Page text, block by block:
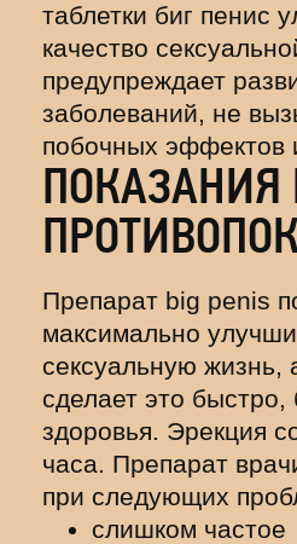
таблетки биг пенис
качество
предупреждает
заболеваний, не
побочных эффектов
ПОКАЗАНИЯ
Препарат big penis
максимально
сексуальную жизнь,
сделает это быстро,
здоровья. Эрекция
часа. Препарат
при следующих
слишком частое